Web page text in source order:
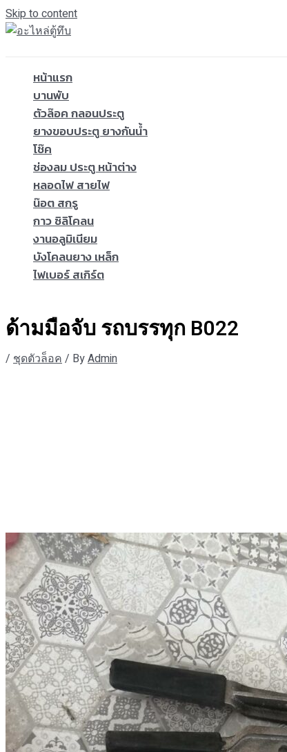
Skip to content
หน้าแรก
บานพับ
ตัวล๊อค กลอนประตู
ยางขอบประตู ยางกันน้ำ
โช๊ค
ช่องลม ประตู หน้าต่าง
หลอดไฟ สายไฟ
น๊อต สกรู
กาว ซิลิโคลน
งานอลูมิเนียม
บังโคลนยาง เหล็ก
ไฟเบอร์ สเกิร์ต
ด้ามมือจับ รถบรรทุก B022
/ ชุดตัวล็อค/ ByAdmin